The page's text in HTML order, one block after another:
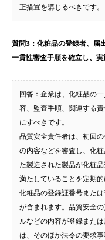
正措置を講じるべきです。
質問3：化粧品の登録者、届
一貫性審査手順を確立し、実
回答：企業は、化粧品の
容、監査手順、関連する
にすべきです。
品質安全責任者は、初回
の内容などを審査し、化
た製造された製品が化粧
満たしていることを定期
化粧品の登録証番号また
が含まれます。品質安全
ルなどの内容が登録また
は、そのほか法令の要求